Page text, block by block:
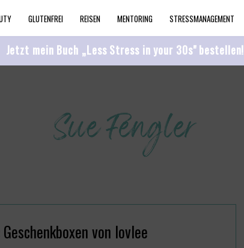
Jetzt mein Buch „Less Stress in your 30s" bestellen!
GLUTENFREI REISEN MENTORING STRESSMANAGEMENT
von lovlee